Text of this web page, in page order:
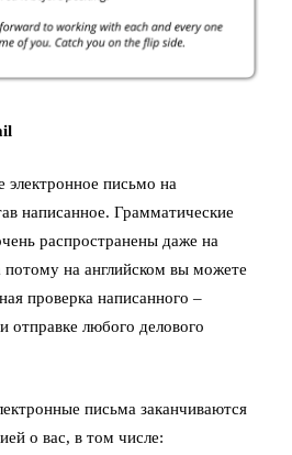
электронное письмо на
написанное. Грамматические
распространены даже на
на английском вы можете
проверка написанного –
отправке любого делового
письма заканчиваются
о вас, в том числе: